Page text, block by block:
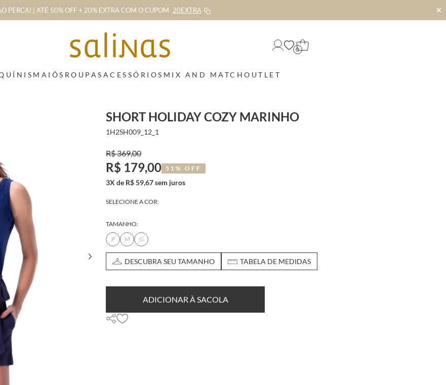
PERCA! | ATÉ 50% OFF + 20% EXTRA COM O CUPOM 20EXTRA ✕
0
MAIÔS ROUPAS ACESSÓRIOS MIX AND MATCHOUTLET
SHORT HOLIDAY COZY MARINHO
1H2SH009_12_1
R$ 369,00
R$ 179,00 51% OFF
3X de R$ 59,67 sem juros
SELECIONE A COR:
TAMANHO:
P
M G
DESCUBRA SEU TAMANHO TABELA DE MEDIDAS
ADICIONAR À SACOLA